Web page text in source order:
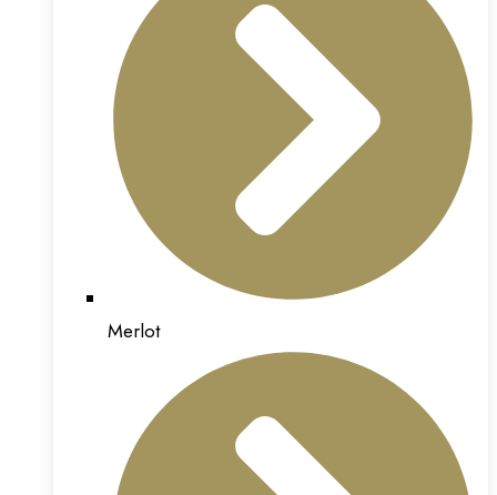
Merlot